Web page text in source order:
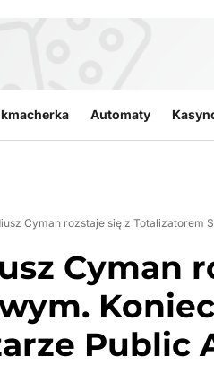
Automaty
Cyman rozstaje się z Totalizatorem
Cyman
Public